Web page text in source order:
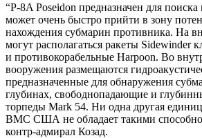
“P-8A Poseidon предназначен для
может очень быстро прийти в зону
нахождения субмарин противника. На
могут располагаться ракеты Sidewinder
и противокорабельные Harpoon. Во
вооружения размещаются
предназначенные для обнаружения
глубинах, свободнопадающие и
торпеды Mark 54. Ни одна другая
ВМС США не обладает такими
контр-адмирал Козад.